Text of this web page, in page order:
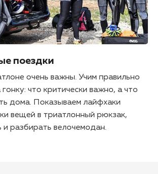
поездки
очень важны. Учим правильно
что критически важно, а что
дома. Показываем лайфхаки
вещей в триатлонный рюкзак,
и разбирать велочемодан.